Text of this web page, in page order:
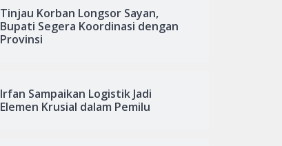
Tinjau Korban Longsor Sayan,
Bupati Segera Koordinasi dengan
Provinsi
Irfan Sampaikan Logistik Jadi
Elemen Krusial dalam Pemilu